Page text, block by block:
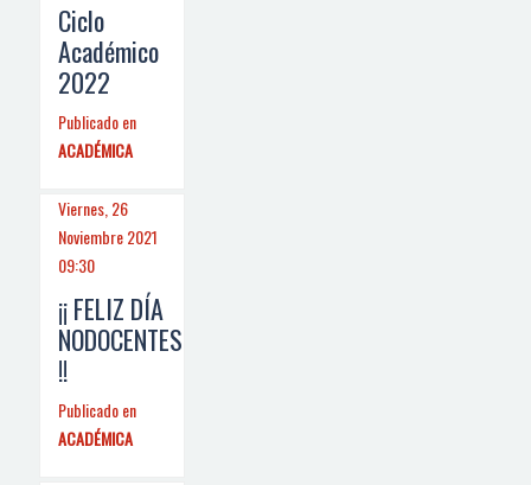
Ciclo
Académico
2022
Publicado en
ACADÉMICA
Viernes, 26
Noviembre 2021
09:30
¡¡ FELIZ DÍA
NODOCENTES
!!
Publicado en
ACADÉMICA